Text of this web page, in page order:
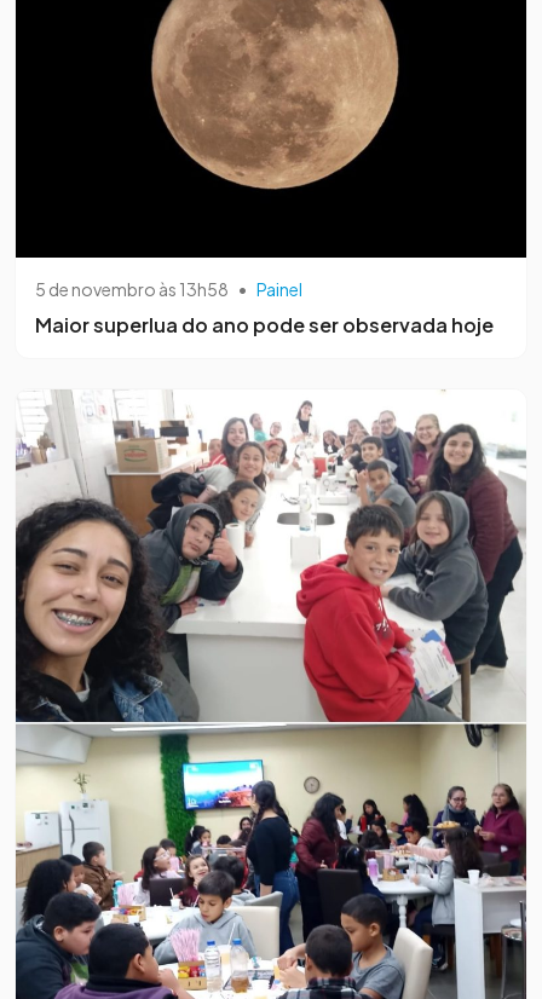
5 de novembro às 13h58 • Painel
Maior superlua do ano pode ser observada hoje